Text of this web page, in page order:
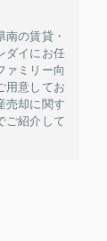
の賃貸・
ダイにお任
ァミリー向
用意してお
売却に関す
ご紹介して